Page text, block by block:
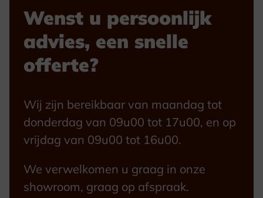
Wenst u persoonlijk
advies, een snelle
offerte?
Wij zijn bereikbaar van maandag tot
donderdag van 09u00 tot 17u00, en op
vrijdag van 09u00 tot 16u00.
We verwelkomen u graag in onze
showroom, graag op afspraak.